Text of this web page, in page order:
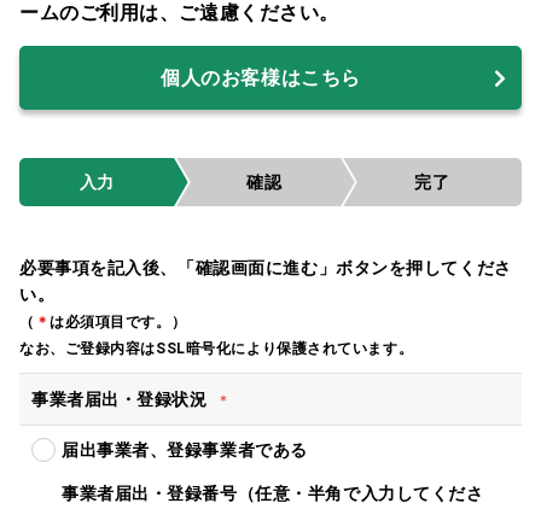
ームのご利用は、ご遠慮ください。
個人のお客様はこちら
入力 確認 完了
必要事項を記入後、「確認画面に進む」ボタンを押してくださ
い。
（ ＊は必須項目です。）
なお、ご登録内容はSSL暗号化により保護されています。
事業者届出・登録状況 ＊
届出事業者、登録事業者である
事業者届出・登録番号（任意・半角で入力してくださ